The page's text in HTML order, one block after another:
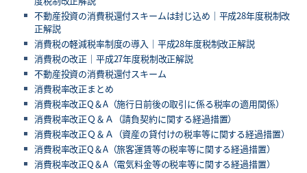
不動産投資の消費税還付スキームは封じ込め｜平成28年度税制改
正解説
消費税の軽減税率制度の導入｜平成28年度税制改正解説
消費税の改正｜平成27年度税制改正解説
不動産投資の消費税還付スキーム
消費税率改正まとめ
消費税率改正Q＆A（施行日前後の取引に係る税率の適用関係）
消費税率改正Ｑ＆Ａ（請負契約に関する経過措置）
消費税率改正Ｑ＆Ａ（資産の貸付けの税率等に関する経過措置）
消費税率改正Q＆A（旅客運賃等の税率等に関する経過措置）
消費税率改正Q＆A（電気料金等の税率等に関する経過措置）